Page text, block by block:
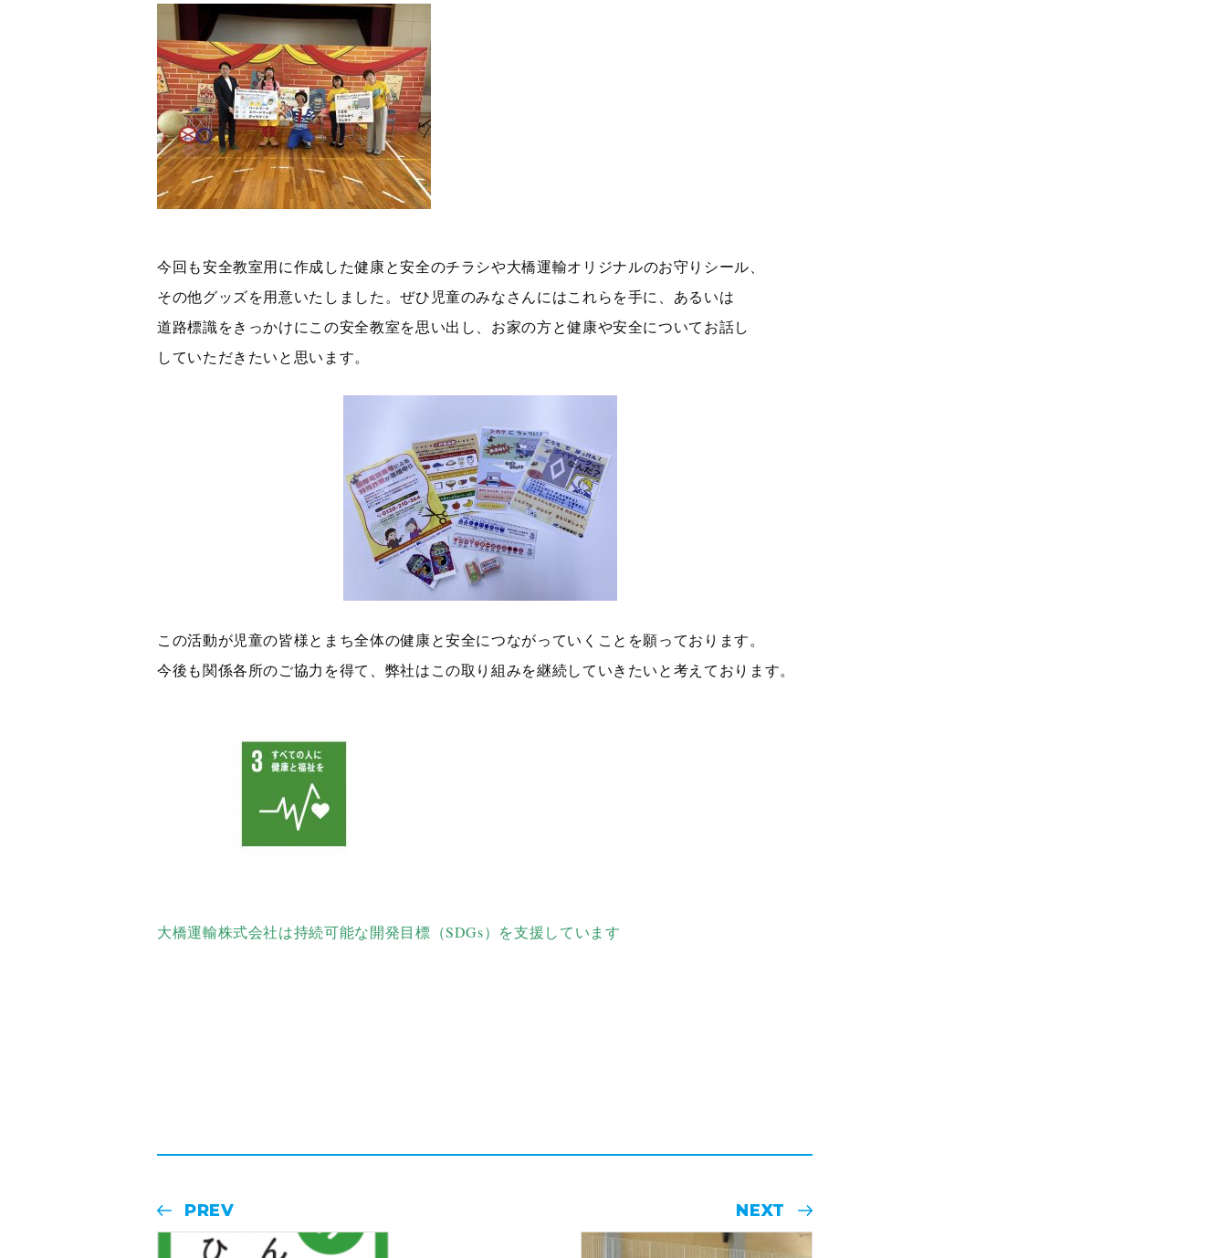
今回も安全教室用に作成した健康と安全のチラシや大橋運輸オリジナルのお守りシール、
その他グッズを用意いたしました。ぜひ児童のみなさんにはこれらを手に、あるいは
道路標識をきっかけにこの安全教室を思い出し、お家の方と健康や安全についてお話し
していただきたいと思います。
この活動が児童の皆様とまち全体の健康と安全につながっていくことを願っております。
今後も関係各所のご協力を得て、弊社はこの取り組みを継続していきたいと考えております。
大橋運輸株式会社は持続可能な開発目標（SDGs）を支援しています
PREV NEXT